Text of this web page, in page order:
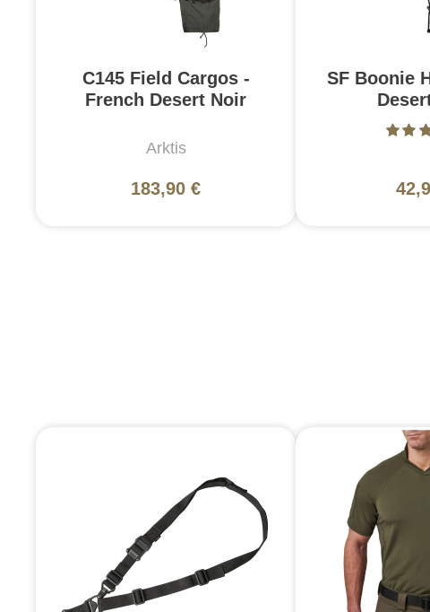
C145 Field Cargos -
French Desert Noir
Arktis
183,90 €
SF Boonie